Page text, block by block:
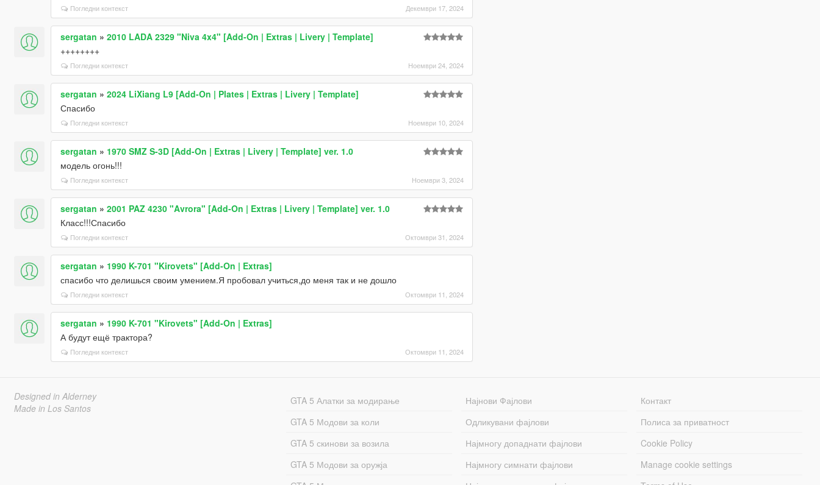
Погледни контекст Декември 17, 2024
sergatan » 2010 LADA 2329 "Niva 4x4" [Add-On | Extras | Livery | Template]
++++++++
Погледни контекст Ноември 24, 2024
sergatan » 2024 LiXiang L9 [Add-On | Plates | Extras | Livery | Template]
Спасибо
Погледни контекст Ноември 10, 2024
sergatan » 1970 SMZ S-3D [Add-On | Extras | Livery | Template] ver. 1.0
модель огонь!!!
Погледни контекст Ноември 3, 2024
sergatan » 2001 PAZ 4230 "Avrora" [Add-On | Extras | Livery | Template] ver. 1.0
Класс!!!Спасибо
Погледни контекст Октомври 31, 2024
sergatan » 1990 K-701 "Kirovets" [Add-On | Extras]
спасибо что делишься своим умением.Я пробовал учиться,до меня так и не дошло
Погледни контекст Октомври 11, 2024
sergatan » 1990 K-701 "Kirovets" [Add-On | Extras]
А будут ещё трактора?
Погледни контекст Октомври 11, 2024
Designed in Alderney
Made in Los Santos
GTA 5 Алатки за модирање
GTA 5 Модови за коли
GTA 5 скинови за возила
GTA 5 Модови за оружја
Најнови Фајлови
Одликувани фајлови
Најмногу допаднати фајлови
Најмногу симнати фајлови
Контакт
Полиса за приватност
Cookie Policy
Manage cookie settings